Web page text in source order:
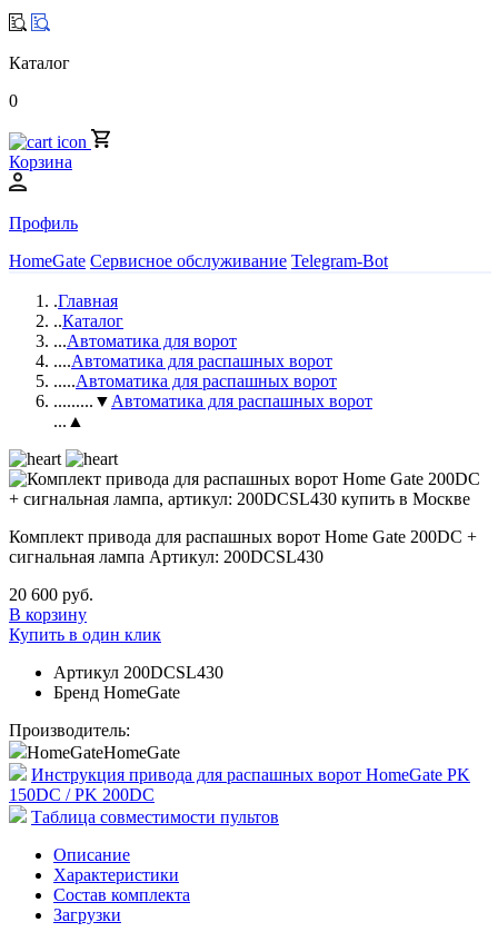
Каталог
0
Корзина
Профиль
HomeGate Сервисное обслуживание Telegram-Bot
.Главная
..Каталог
...Автоматика для ворот
....Автоматика для распашных ворот
.....Автоматика для распашных ворот
.........▼ Автоматика для распашных ворот
...▲
Комплект привода для распашных ворот Home Gate 200DC +
сигнальная лампа Артикул: 200DCSL430
20 600 руб.
В корзину
Купить в один клик
Артикул 200DCSL430
Бренд HomeGate
Производитель:
HomeGateHomeGate
Инструкция привода для распашных ворот HomeGate PK
150DC / PK 200DC
Таблица совместимости пультов
Описание
Характеристики
Состав комплекта
Загрузки